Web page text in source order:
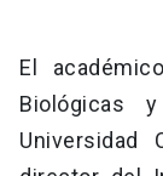
El
Biológicas
Universidad